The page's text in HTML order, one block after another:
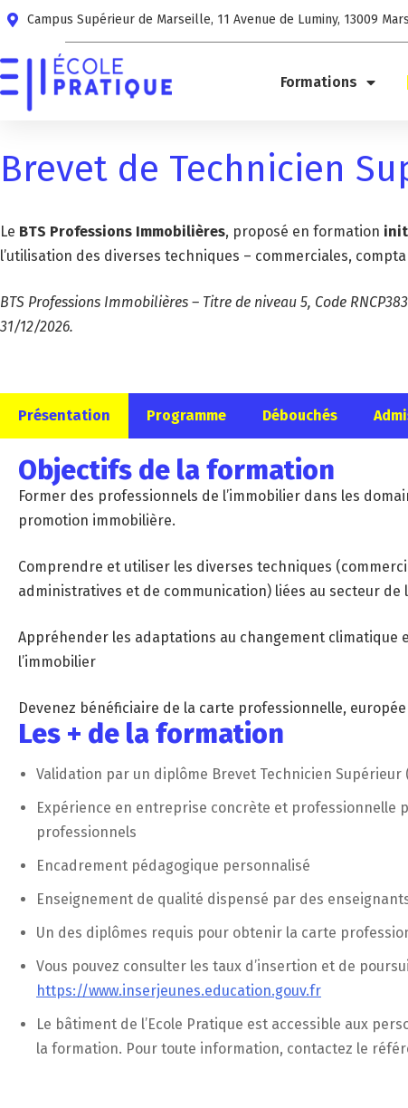
Campus Supérieur de Marseille, 11 Avenue de Luminy, 13009
Formations
Brevet de Technicien
Le BTS Professions Immobilières, proposé en formation
l’utilisation des diverses techniques – commerciales,
BTS Professions Immobilières – Titre de niveau 5, Code
31/12/2026.
Présentation Programme Débouchés
Objectifs de la formation
Former des professionnels de l’immobilier dans les
promotion immobilière.
Comprendre et utiliser les diverses techniques
administratives et de communication) liées au secteur de
Appréhender les adaptations au changement climatique
l’immobilier
Devenez bénéficiaire de la carte professionnelle,
Les + de la formation
Validation par un diplôme Brevet Technicien Supérieur
Expérience en entreprise concrète et professionnelle
professionnels
Encadrement pédagogique personnalisé
Enseignement de qualité dispensé par des
Un des diplômes requis pour obtenir la carte
Vous pouvez consulter les taux d’insertion et de
https://www.inserjeunes.education.gouv.fr
Le bâtiment de l’Ecole Pratique est accessible aux
la formation. Pour toute information, contactez le